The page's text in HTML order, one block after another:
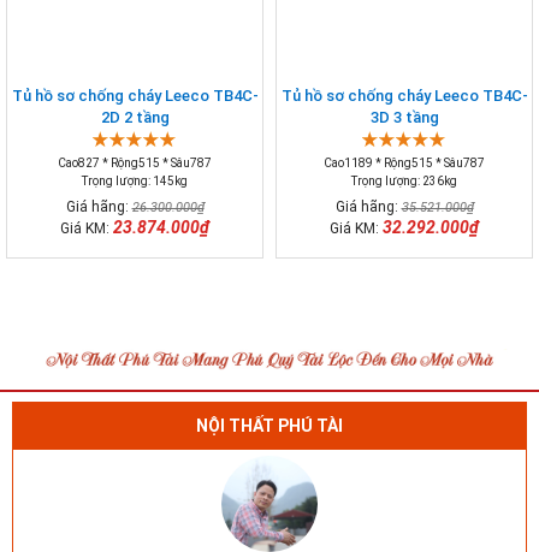
Tủ hồ sơ chống cháy Leeco TB4C-
2D 2 tầng
Cao827 * Rộng515 * Sâu787
Trọng lượng: 145kg
Giá hãng:26.300.000₫
Giá KM: 23.874.000₫
Tủ hồ sơ chống cháy Leeco TB4C-
3D 3 tầng
Cao1189 * Rộng515 * Sâu787
Trọng lượng: 236kg
Giá hãng:35.521.000₫
Giá KM: 32.292.000₫
NỘI THẤT PHÚ TÀI